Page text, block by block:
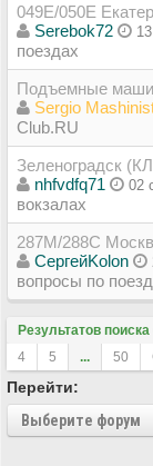
049Е/050Е
Serebok72
поездах
Подъемные
Sergio
Club.RU
Зеленоградск
nhfvdfq71
02
вокзалах
287М/288C
СергейKolon
вопросы по
Результатов
4
5 ... 50
Перейти:
Выберите форум